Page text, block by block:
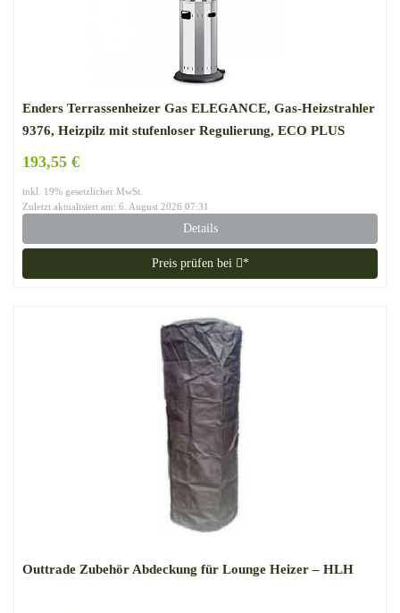
Enders Terrassenheizer Gas ELEGANCE, Gas-Heizstrahler
9376, Heizpilz mit stufenloser Regulierung, ECO PLUS
193,55 €
inkl. 19% gesetzlicher MwSt.
Zuletzt aktualisiert am: 6. August 2026 07:31
Details
Preis prüfen bei *
Outtrade Zubehör Abdeckung für Lounge Heizer – HLH